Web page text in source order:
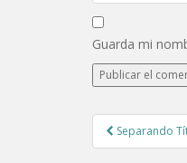
Guarda mi
PostSeparando